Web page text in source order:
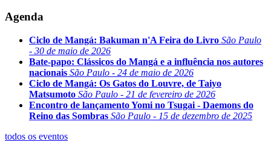
Agenda
Ciclo de Mangá: Bakuman n'A Feira do Livro São Paulo
- 30 de maio de 2026
Bate-papo: Clássicos do Mangá e a influência nos autores
nacionais São Paulo - 24 de maio de 2026
Ciclo de Mangá: Os Gatos do Louvre, de Taiyo
Matsumoto São Paulo - 21 de fevereiro de 2026
Encontro de lançamento Yomi no Tsugai - Daemons do
Reino das Sombras São Paulo - 15 de dezembro de 2025
todos os eventos